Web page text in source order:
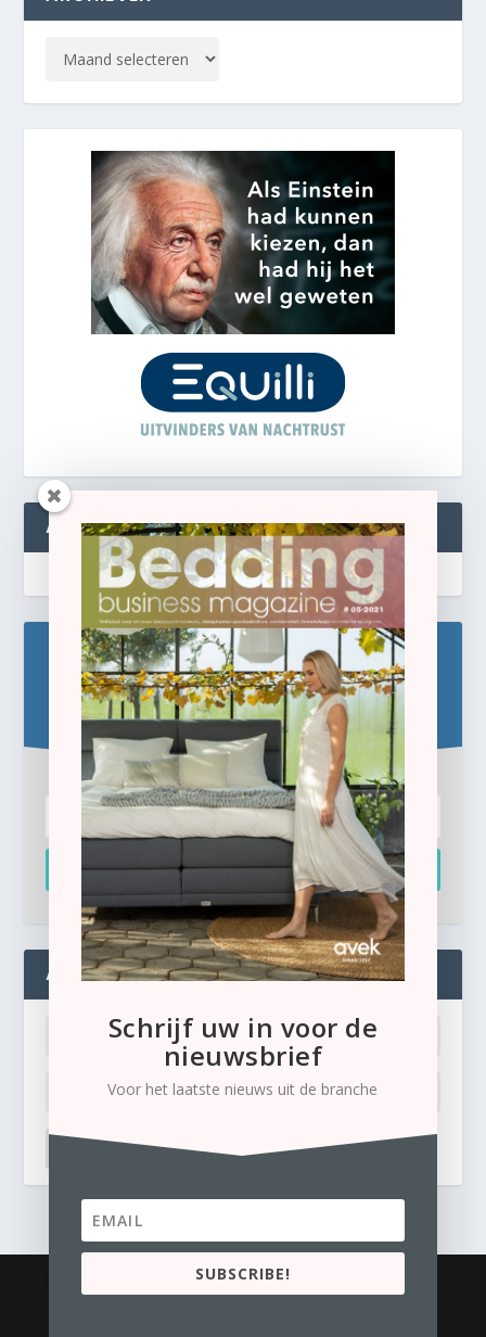
ABONNEREN
Blijf op de hoogte!
Schrijf u hier in voor de gratis e-newsletter.
Inschrijven
ADMIN
Ik ben mijn wachtwoord kwijt
Business Content Media
Schrijf uw in voor de
nieuwsbrief
Voor het laatste nieuws uit de branche
SUBSCRIBE!